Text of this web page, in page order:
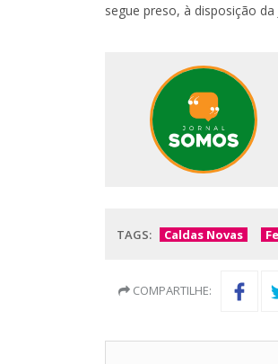
segue preso, à disposição da
TAGS: Caldas Novas
COMPARTILHE: